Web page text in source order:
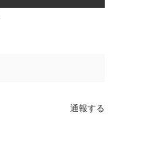
通報する